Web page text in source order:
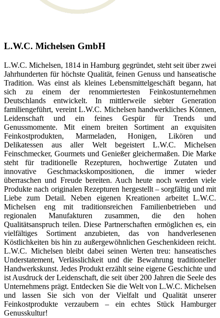
L.W.C. Michelsen GmbH
L.W.C. Michelsen, 1814 in Hamburg gegründet, steht seit über zwei
Jahrhunderten für höchste Qualität, feinen Genuss und hanseatische
Tradition. Was einst als kleines Lebensmittelgeschäft begann, hat
sich zu einem der renommiertesten Feinkostunternehmen
Deutschlands entwickelt. In mittlerweile siebter Generation
familiengeführt, vereint L.W.C. Michelsen handwerkliches Können,
Leidenschaft und ein feines Gespür für Trends und
Genussmomente. Mit einem breiten Sortiment an exquisiten
Feinkostprodukten, Marmeladen, Honigen, Likören und
Delikatessen aus aller Welt begeistert L.W.C. Michelsen
Feinschmecker, Gourmets und Genießer gleichermaßen. Die Marke
steht für traditionelle Rezepturen, hochwertige Zutaten und
innovative Geschmackskompositionen, die immer wieder
überraschen und Freude bereiten. Auch heute noch werden viele
Produkte nach originalen Rezepturen hergestellt – sorgfältig und mit
Liebe zum Detail. Neben eigenen Kreationen arbeitet L.W.C.
Michelsen eng mit traditionsreichen Familienbetrieben und
regionalen Manufakturen zusammen, die den hohen
Qualitätsanspruch teilen. Diese Partnerschaften ermöglichen es, ein
vielfältiges Sortiment anzubieten, das von handverlesenen
Köstlichkeiten bis hin zu außergewöhnlichen Geschenkideen reicht.
L.W.C. Michelsen bleibt dabei seinen Werten treu: hanseatisches
Understatement, Verlässlichkeit und die Bewahrung traditioneller
Handwerkskunst. Jedes Produkt erzählt seine eigene Geschichte und
ist Ausdruck der Leidenschaft, die seit über 200 Jahren die Seele des
Unternehmens prägt. Entdecken Sie die Welt von L.W.C. Michelsen
und lassen Sie sich von der Vielfalt und Qualität unserer
Feinkostprodukte verzaubern – ein echtes Stück Hamburger
Genusskultur!